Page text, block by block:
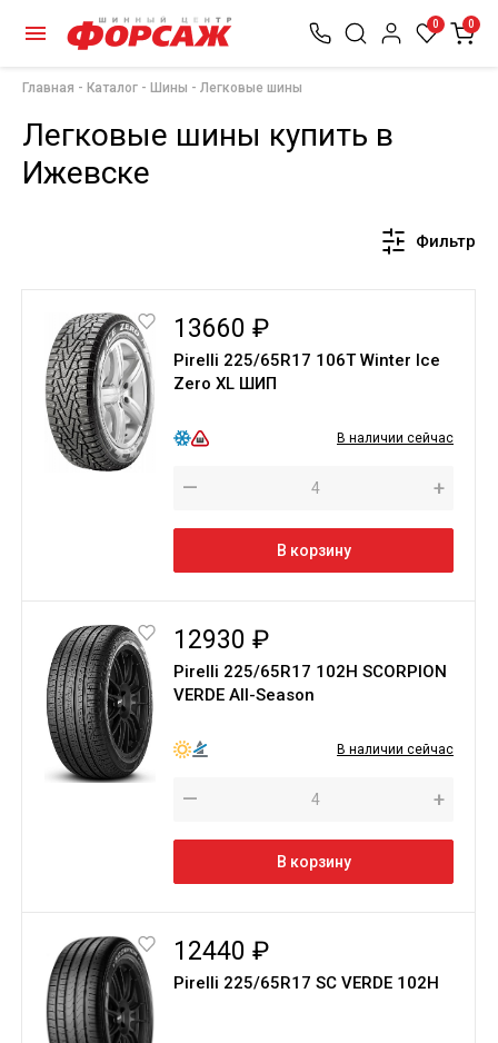
0 0
Главная Каталог Шины Легковые шины
Легковые шины купить в
Ижевске
Фильтр
13660 ₽
Pirelli 225/65R17 106T Winter Ice
Zero XL ШИП
В наличии сейчас
— +
В корзину
12930 ₽
Pirelli 225/65R17 102H SCORPION
VERDE All-Season
В наличии сейчас
— +
В корзину
12440 ₽
Pirelli 225/65R17 SC VERDE 102H